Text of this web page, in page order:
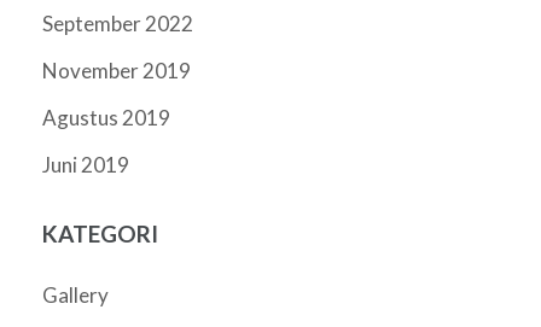
September 2022
November 2019
Agustus 2019
Juni 2019
KATEGORI
Gallery